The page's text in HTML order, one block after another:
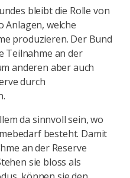
bleibt die Rolle von
Anlagen, welche
produzieren. Der Bund
Teilnahme an der
anderen aber auch
durch
da sinnvoll sein, wo
besteht. Damit
an der Reserve
sie bloss als